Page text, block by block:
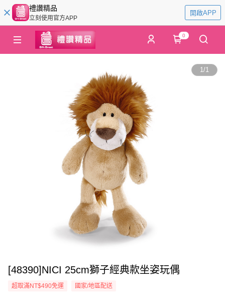
禮讚精品
立刻使用官方APP
開啟APP
0
1/1
[48390]NICI 25cm獅子經典款坐姿玩偶
超取滿NT$490免運 國家/地區配送